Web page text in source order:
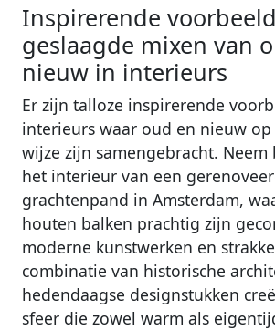
Inspirerende
geslaagde mixen van
nieuw in interieurs
Er zijn talloze inspirerende
interieurs waar oud en nieuw
wijze zijn samengebracht.
het interieur van een
grachtenpand in Amsterdam,
houten balken prachtig zijn
moderne kunstwerken en
combinatie van historische
hedendaagse designstukken
sfeer die zowel warm als